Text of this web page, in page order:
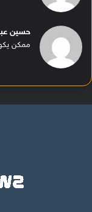
حسين
ممكن